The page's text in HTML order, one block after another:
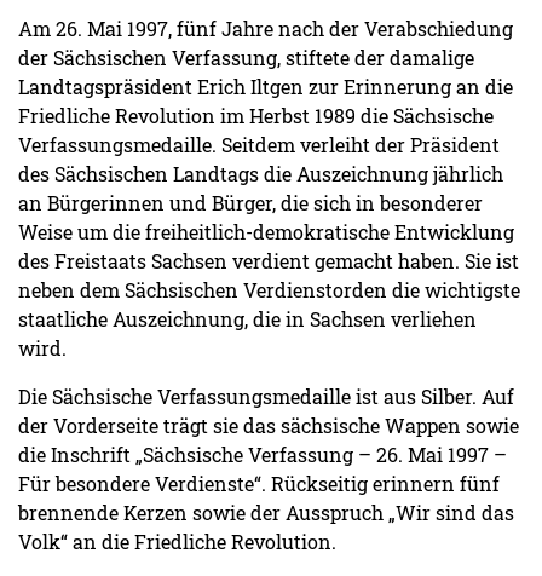
Am 26. Mai 1997, fünf Jahre nach der Verabschiedung
der Sächsischen Verfassung, stiftete der damalige
Landtagspräsident Erich Iltgen zur Erinnerung an die
Friedliche Revolution im Herbst 1989 die Sächsische
Verfassungsmedaille. Seitdem verleiht der Präsident
des Sächsischen Landtags die Auszeichnung jährlich
an Bürgerinnen und Bürger, die sich in besonderer
Weise um die freiheitlich-demokratische Entwicklung
des Freistaats Sachsen verdient gemacht haben. Sie ist
neben dem Sächsischen Verdienstorden die wichtigste
staatliche Auszeichnung, die in Sachsen verliehen
wird.
Die Sächsische Verfassungsmedaille ist aus Silber. Auf
der Vorderseite trägt sie das sächsische Wappen sowie
die Inschrift „Sächsische Verfassung – 26. Mai 1997 –
Für besondere Verdienste“. Rückseitig erinnern fünf
brennende Kerzen sowie der Ausspruch „Wir sind das
Volk“ an die Friedliche Revolution.